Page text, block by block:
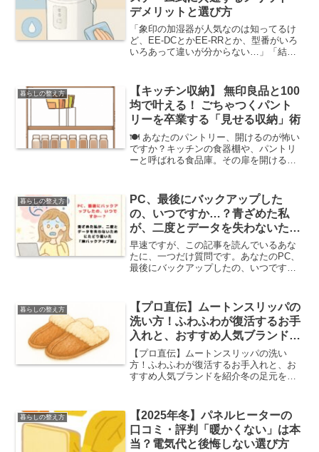
デメリットと選び方
「象印の加湿器が人気なのは知ってるけ
ど、EE-DCとかEE-RRとか、型番がいろ
いろあって違いが分からない…」「結
を抱えていませんか？この記事では、そ
んなあなたのために...
暮らしの整え方
【キッチン収納】 無印良品と100
均で叶える！ ごちゃつくパント
リーを卒業する「見せる収納」術
🍽️ あなたのパントリー、開けるのが怖い
ですか？キッチンの食器棚や、パントリ
ーと呼ばれる食品庫。その扉を開ける
ト食品や乾物の袋。いつ開けたか分から
ない小麦粉。気づけば、...
暮らしの整え方
PC、最後にバックアップした
の、いつですか…？青ざめた私
が、二度とデータを失わないため
にたどり着いた「神バックアップ
術」
早速ですが、この記事を読んでいるあな
たに、一つだけ質問です。あなたのPC、
最後にバックアップしたの、いつです
た。…危ないですよ！本当に危ない！何
を隠そう、つい先日まで私も...
暮らしの整え方
【プロ直伝】ムートンスリッパの
洗い方！ふわふわが復活するお手
入れと、おすすめ人気ブランドを
紹介
【プロ直伝】ムートンスリッパの洗い
方！ふわふわが復活するお手入れと、お
すすめ人気ブランドを紹介冬の足元を優
い、あの暖かさと心地よさは格別ですよ
ね。しかし、毎日履いていると...
暮らしの整え方
【2025年冬】パネルヒーターの
口コミ・評判「暖かくない」は本
当？電気代と後悔しない選び方